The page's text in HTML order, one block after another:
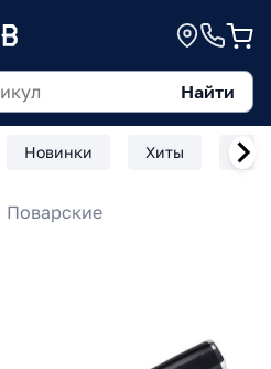
Найти
Новинки Хиты
Поварские